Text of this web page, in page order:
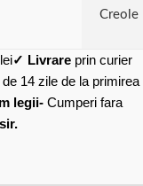
Creole
✓ Livrare prin curier
14 zile de la primirea
legii- Cumperi fara